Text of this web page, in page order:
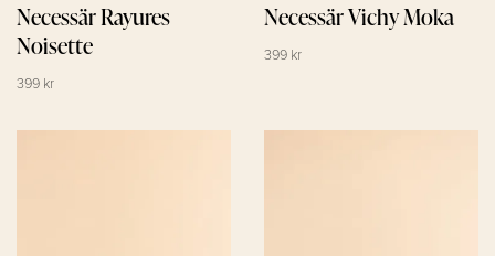
Necessär Rayures
Noisette
399 kr
Necessär Vichy Moka
399 kr